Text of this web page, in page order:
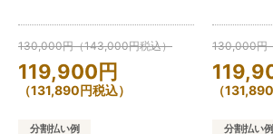
130,000円（143,000円税込）
119,900円
（131,890円税込）
分割払い例
130,000円
（131,890
分割払い例